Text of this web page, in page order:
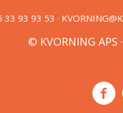
33 93 93 53 ·
© KVORNING APS